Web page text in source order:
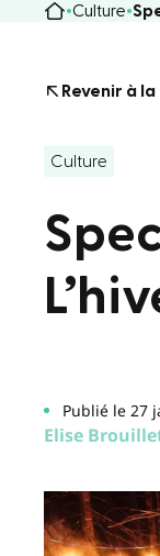
Culture
Revenir à
Culture
Publié le 27
Elise